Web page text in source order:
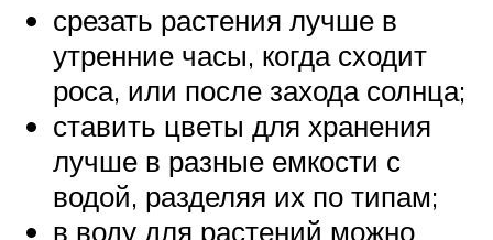
срезать растения лучше в
утренние часы, когда сходит
роса, или после захода солнца;
ставить цветы для хранения
лучше в разные емкости с
водой, разделяя их по типам;
в воду для растений можно